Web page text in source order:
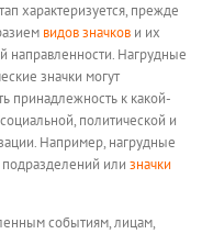
характеризуется, прежде
видов значков и их
направленности. Нагрудные
значки могут
принадлежность к какой-
политической и
Например, нагрудные
или значки
событиям, лицам,